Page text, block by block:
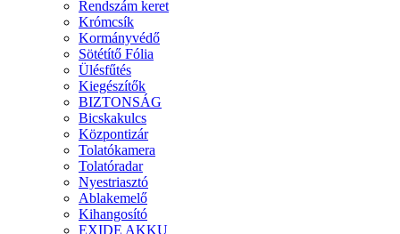
Rendszám keret
Krómcsík
Kormányvédő
Sötétítő Fólia
Ülésfűtés
Kiegészítők
BIZTONSÁG
Bicskakulcs
Központizár
Tolatókamera
Tolatóradar
Nyestriasztó
Ablakemelő
Kihangosító
EXIDE AKKU